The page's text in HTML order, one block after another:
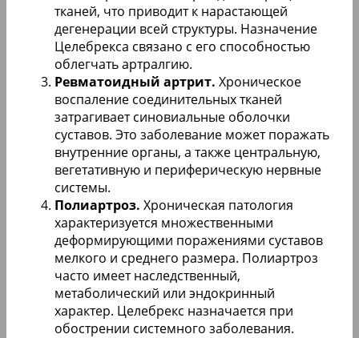
тканей, что приводит к нарастающей
дегенерации всей структуры. Назначение
Целебрекса связано с его способностью
облегчать артралгию.
Ревматоидный артрит. Хроническое
воспаление соединительных тканей
затрагивает синовиальные оболочки
суставов. Это заболевание может поражать
внутренние органы, а также центральную,
вегетативную и периферическую нервные
системы.
Полиартроз. Хроническая патология
характеризуется множественными
деформирующими поражениями суставов
мелкого и среднего размера. Полиартроз
часто имеет наследственный,
метаболический или эндокринный
характер. Целебрекс назначается при
обострении системного заболевания.